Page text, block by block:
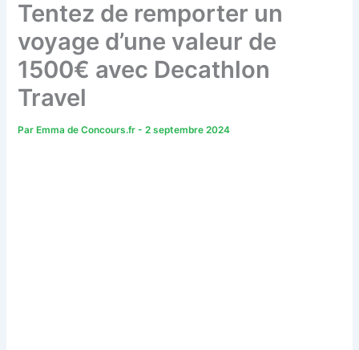
Tentez de remporter un
voyage d’une valeur de
1500€ avec Decathlon
Travel
Par Emma de Concours.fr-2 septembre 2024